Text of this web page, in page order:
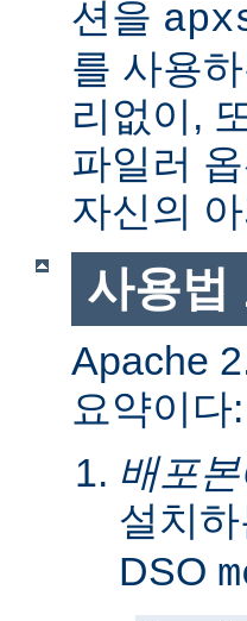
션을
를 사용
리없이,
파일러
자신의
사용법
Apache
요약이다:
배포
설치
DSO